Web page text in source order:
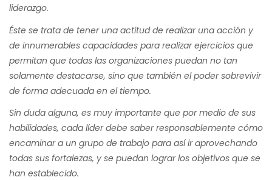
liderazgo.
Éste se trata de tener una actitud de realizar una acción y
de innumerables capacidades para realizar ejercicios que
permitan que todas las organizaciones puedan no tan
solamente destacarse, sino que también el poder sobrevivir
de forma adecuada en el tiempo.
Sin duda alguna, es muy importante que por medio de sus
habilidades, cada líder debe saber responsablemente cómo
encaminar a un grupo de trabajo para así ir aprovechando
todas sus fortalezas, y se puedan lograr los objetivos que se
han establecido.